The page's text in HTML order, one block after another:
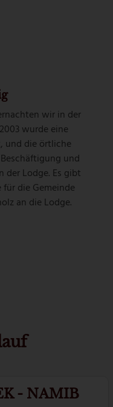
wir in der
wurde eine
und die örtliche
und
der Lodge. Es gibt
die Gemeinde
an die Lodge.
- NAMIB